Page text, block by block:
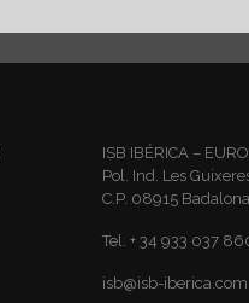
ISB IBÉRICA –
Pol. Ind. Les
C.P. 08915
Tel. + 34 933 037
isb@isb-iberica.com